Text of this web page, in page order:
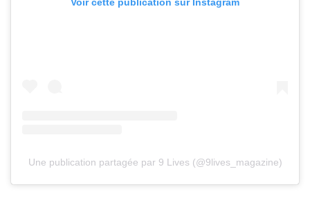
Voir cette publication sur Instagram
Une publication partagée par 9 Lives (@9lives_magazine)